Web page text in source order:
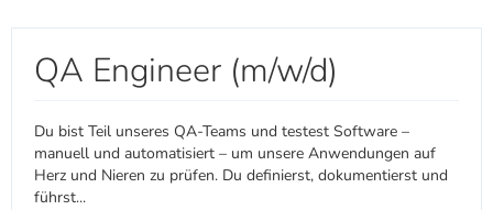
QA Engineer (m/w/d)
Du bist Teil unseres QA-Teams und testest Software –
manuell und automatisiert – um unsere Anwendungen auf
Herz und Nieren zu prüfen. Du definierst, dokumentierst und
führst...